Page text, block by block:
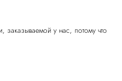
у нас, потому что